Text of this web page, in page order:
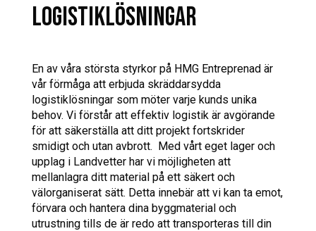
LOGISTIKLÖSNINGAR
En av våra största styrkor på HMG Entreprenad är
vår förmåga att erbjuda skräddarsydda
logistiklösningar som möter varje kunds unika
behov. Vi förstår att effektiv logistik är avgörande
för att säkerställa att ditt projekt fortskrider
smidigt och utan avbrott. Med vårt eget lager och
upplag i Landvetter har vi möjligheten att
mellanlagra ditt material på ett säkert och
välorganiserat sätt. Detta innebär att vi kan ta emot,
förvara och hantera dina byggmaterial och
utrustning tills de är redo att transporteras till din